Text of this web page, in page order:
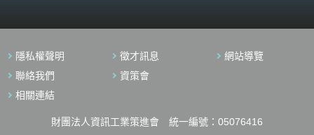
該計畫的規劃可見準備階段對後續PCP執行階段的重要性，透過其示範可供
政府需求。
隱私權聲明 徵才訊息
網站導覽
聯絡我們
資策會
相關連結
財團法人資訊工業策進會 統一編號：05076416